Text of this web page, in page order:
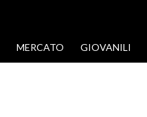
MERCATO GIOVANILI